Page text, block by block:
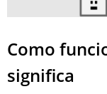
Como
significa